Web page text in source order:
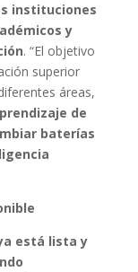
instituciones
y
. “El objetivo
superior
áreas,
de
baterías
está lista y